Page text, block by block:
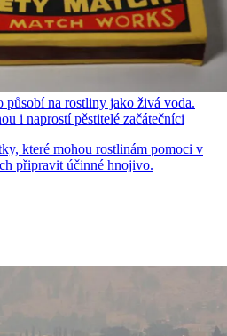
na rostliny jako živá voda.
i naprostí pěstitelé začátečníci
které mohou rostlinám pomoci v
připravit účinné hnojivo.